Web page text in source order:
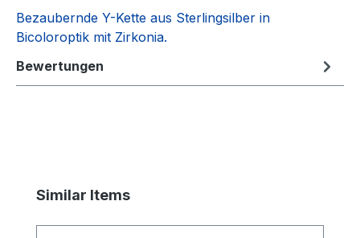
Bezaubernde Y-Kette aus Sterlingsilber in
Bicoloroptik mit Zirkonia.
Bewertungen
Produktgalerie überspringen
Similar Items